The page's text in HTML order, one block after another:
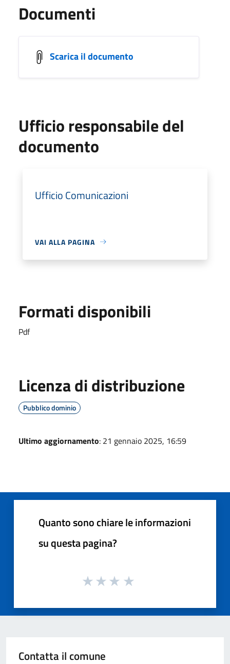
Documenti
Scarica il documento
Ufficio responsabile del
documento
Ufficio Comunicazioni
VAI ALLA PAGINA
Formati disponibili
Pdf
Licenza di distribuzione
Pubblico dominio
Ultimo aggiornamento: 21 gennaio 2025, 16:59
Quanto sono chiare le informazioni
su questa pagina?
Contatta il comune